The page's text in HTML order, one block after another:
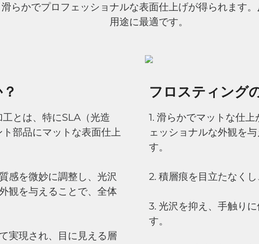
らかでプロフェッショナルな表面仕上げが得られます
用途に最適です。
とは、特にSLA（光造
部品にマットな表面仕上
感を微妙に調整し、光沢
観を与えることで、全体
実現され、目に見える層
フロスティング
1. 滑らかでマットな仕
ェッショナルな外観を
す。
2. 積層痕を目立たなく
3. 光沢を抑え、手触り
す。